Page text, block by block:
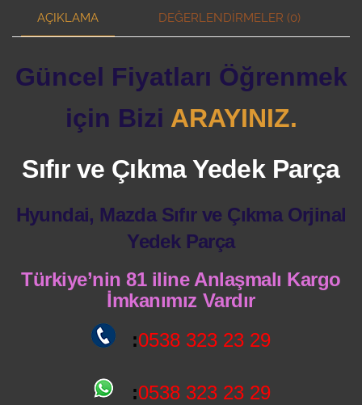
AÇIKLAMA DEĞERLENDIRMELER (0)
Güncel Fiyatları Öğrenmek
için Bizi ARAYINIZ.
Sıfır ve Çıkma Yedek Parça
Hyundai, Mazda Sıfır ve Çıkma Orjinal
Yedek Parça
Türkiye’nin 81 iline Anlaşmalı Kargo
İmkanımız Vardır
:0538 323 23 29
:0538 323 23 29